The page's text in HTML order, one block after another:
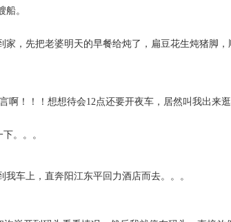
。
家，先把老婆明天的早餐给炖了，扁豆花生炖猪脚，
啊！！！想想待会12点还要开夜车，居然叫我出来
。。。
车上，直奔阳江东平回力酒店而去。。。